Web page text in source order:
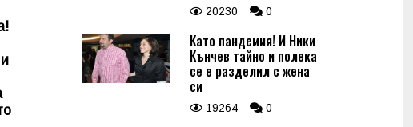
20230 0
Като пандемия! И Ники
Кънчев тайно и полека
се е разделил с жена
си
19264 0